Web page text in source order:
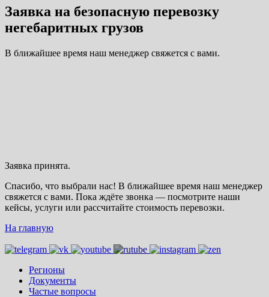
Заявка на безопасную перевозку
негебаритных грузов
В ближайшее время наш менеджер свяжется с вами.
Заявка принята.
Спасибо, что выбрали нас! В ближайшее время наш менеджер
свяжется с вами. Пока ждёте звонка — посмотрите наши
кейсы, услуги или рассчитайте стоимость перевозки.
На главную
Регионы
Документы
Частые вопросы